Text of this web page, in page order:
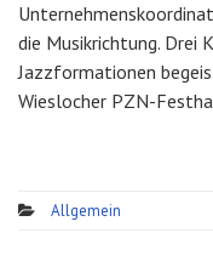
die Musikrichtung. Drei
Jazzformationen
Wieslocher PZN-
Allgemein